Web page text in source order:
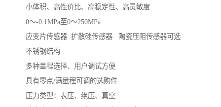
小体积、高性价比、高稳定性、高灵敏度
0～-0.1MPa至0～250MPa
应变片传感器 扩散硅传感器 陶瓷压阻传感器可选
不锈钢结构
多种量程选择、用户调试方便
具有零点/满量程可调的选购件
压力类型：表压、绝压、真空